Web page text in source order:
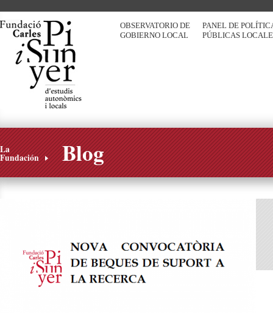
PANEL DE
PÚBLICAS
OBSERVATORIO DE
GOBIERNO LOCAL
La
Fundación Blog